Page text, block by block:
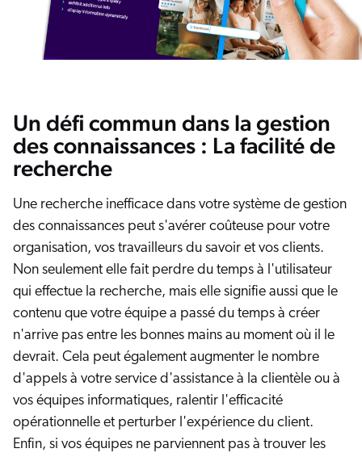
Un défi commun dans la gestion
des connaissances : La facilité de
recherche
Une recherche inefficace dans votre système de gestion
des connaissances peut s'avérer coûteuse pour votre
organisation, vos travailleurs du savoir et vos clients.
Non seulement elle fait perdre du temps à l'utilisateur
qui effectue la recherche, mais elle signifie aussi que le
contenu que votre équipe a passé du temps à créer
n'arrive pas entre les bonnes mains au moment où il le
devrait. Cela peut également augmenter le nombre
d'appels à votre service d'assistance à la clientèle ou à
vos équipes informatiques, ralentir l'efficacité
opérationnelle et perturber l'expérience du client.
Enfin, si vos équipes ne parviennent pas à trouver les